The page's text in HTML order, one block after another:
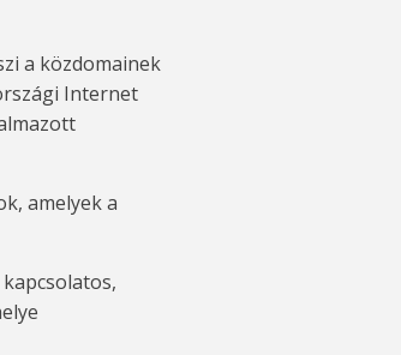
a közdomainek
Internet
amelyek a